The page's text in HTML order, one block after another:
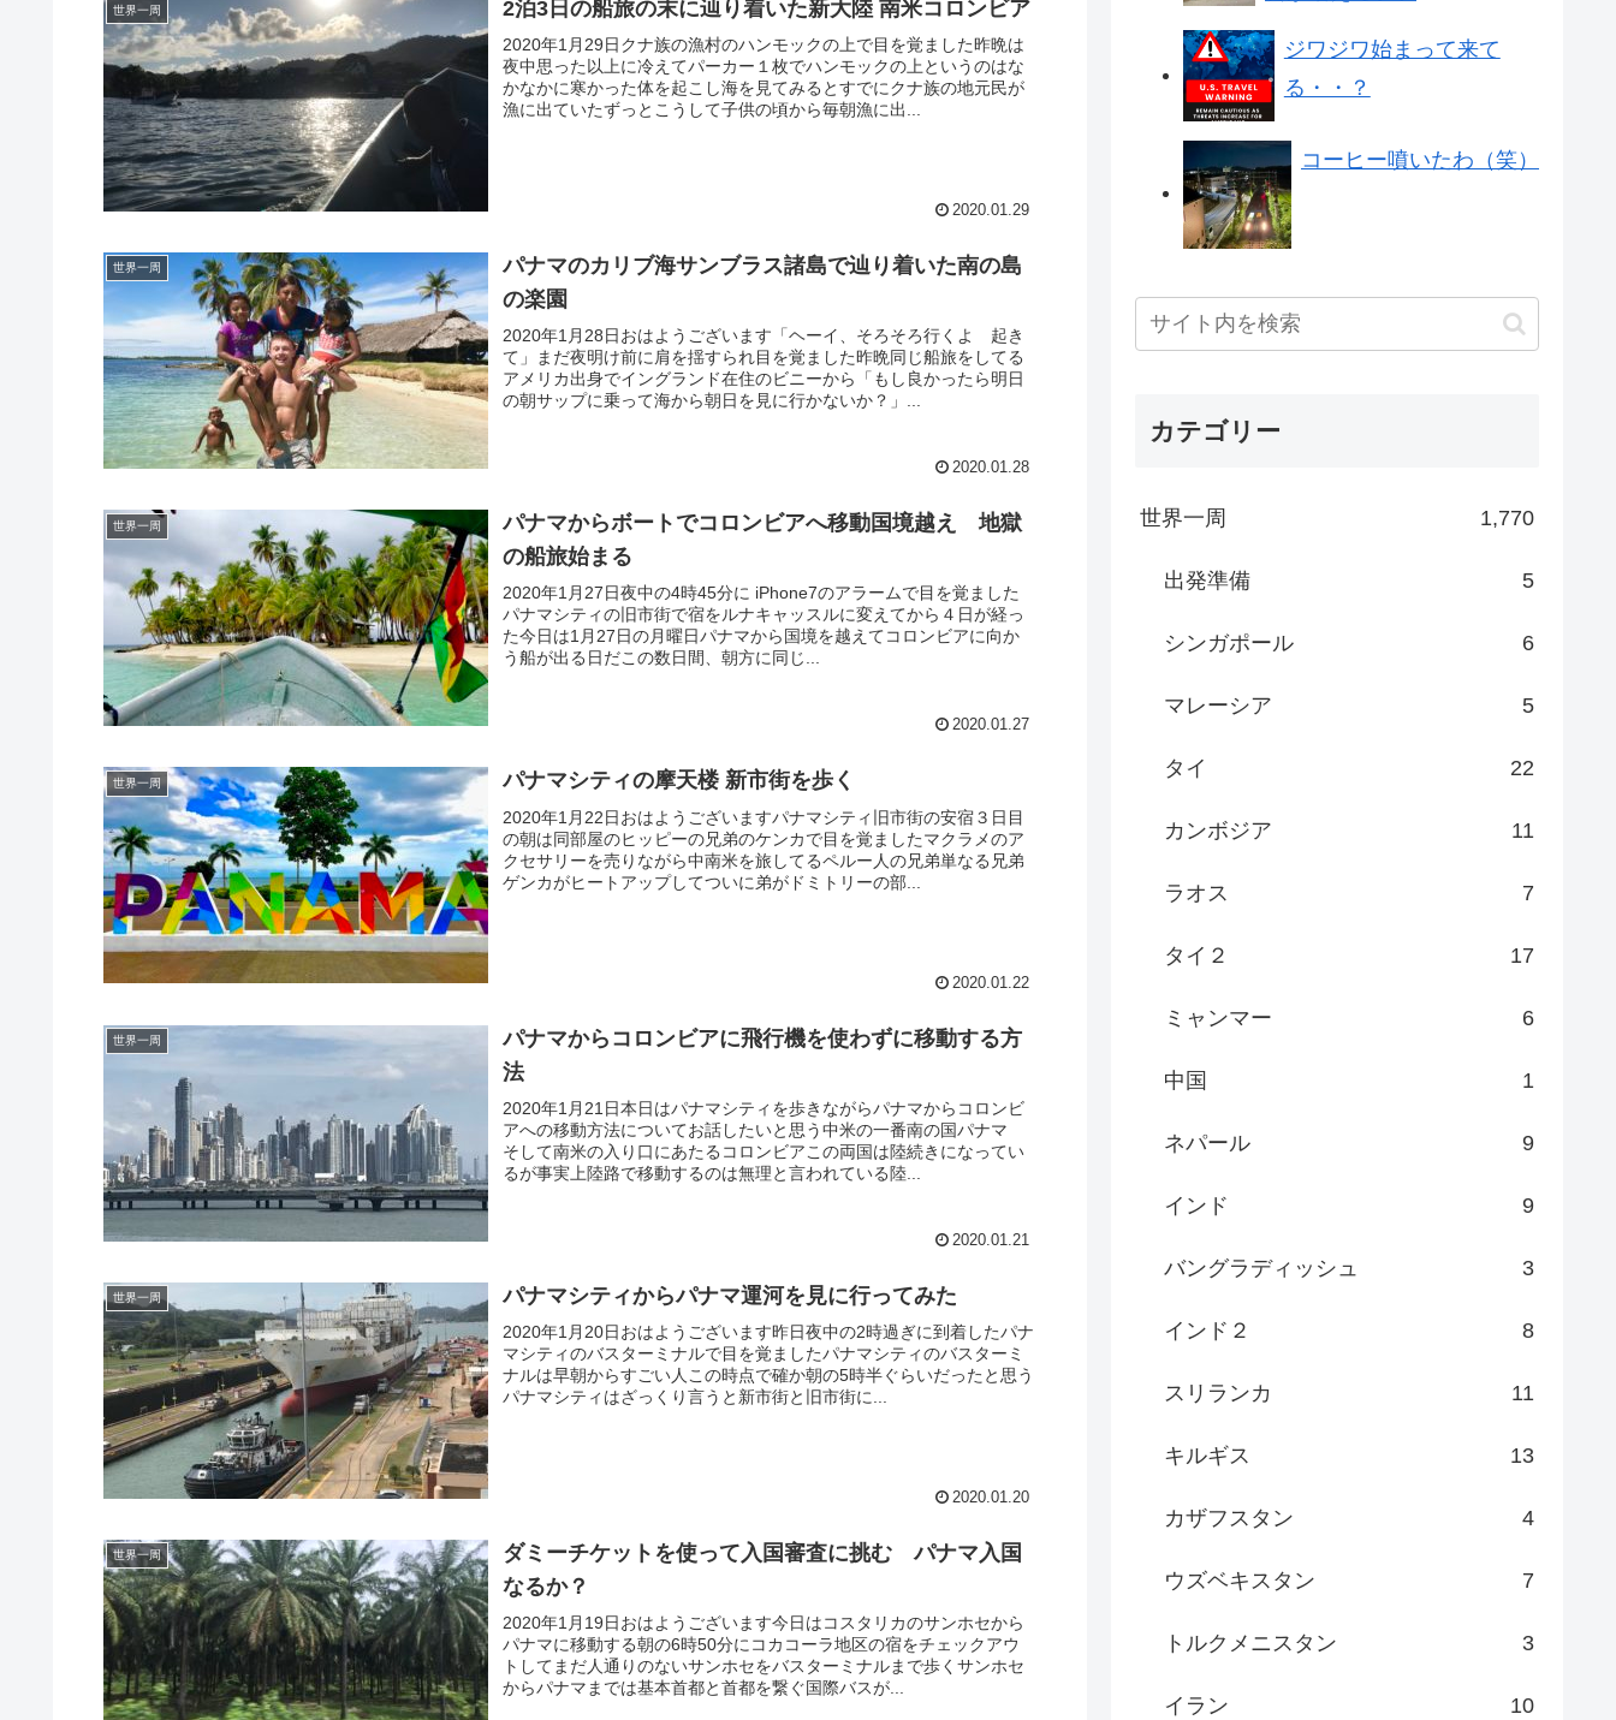
世界一周 2泊3日の船旅の末に辿り着いた新大陸 南米コロンビア
2020年1月29日クナ族の漁村のハンモックの上で目を覚ました昨晩は
夜中思った以上に冷えてパーカー１枚でハンモックの上というのはな
かなかに寒かった体を起こし海を見てみるとすでにクナ族の地元民が
漁に出ていたずっとこうして子供の頃から毎朝漁に出...
2020.01.29
世界一周
パナマのカリブ海サンブラス諸島で辿り着いた南の島
の楽園
2020年1月28日おはようございます「ヘーイ、そろそろ行くよ 起き
て」まだ夜明け前に肩を揺すられ目を覚ました昨晩同じ船旅をしてる
アメリカ出身でイングランド在住のビニーから「もし良かったら明日
の朝サップに乗って海から朝日を見に行かないか？」...
2020.01.28
世界一周
パナマからボートでコロンビアへ移動国境越え 地獄
の船旅始まる
2020年1月27日夜中の4時45分に iPhone7のアラームで目を覚ました
パナマシティの旧市街で宿をルナキャッスルに変えてから４日が経っ
た今日は1月27日の月曜日パナマから国境を越えてコロンビアに向か
う船が出る日だこの数日間、朝方に同じ...
2020.01.27
世界一周 パナマシティの摩天楼 新市街を歩く
2020年1月22日おはようございますパナマシティ旧市街の安宿３日目
の朝は同部屋のヒッピーの兄弟のケンカで目を覚ましたマクラメのア
クセサリーを売りながら中南米を旅してるペルー人の兄弟単なる兄弟
ゲンカがヒートアップしてついに弟がドミトリーの部...
2020.01.22
世界一周
パナマからコロンビアに飛行機を使わずに移動する方
法
2020年1月21日本日はパナマシティを歩きながらパナマからコロンビ
アへの移動方法についてお話したいと思う中米の一番南の国パナマ
そして南米の入り口にあたるコロンビアこの両国は陸続きになってい
るが事実上陸路で移動するのは無理と言われている陸...
2020.01.21
世界一周 パナマシティからパナマ運河を見に行ってみた
2020年1月20日おはようございます昨日夜中の2時過ぎに到着したパナ
マシティのバスターミナルで目を覚ましたパナマシティのバスターミ
ナルは早朝からすごい人この時点で確か朝の5時半ぐらいだったと思う
パナマシティはざっくり言うと新市街と旧市街に...
2020.01.20
世界一周
ダミーチケットを使って入国審査に挑む パナマ入国
なるか？
2020年1月19日おはようございます今日はコスタリカのサンホセから
パナマに移動する朝の6時50分にコカコーラ地区の宿をチェックアウ
トしてまだ人通りのないサンホセをバスターミナルまで歩くサンホセ
からパナマまでは基本首都と首都を繋ぐ国際バスが...
ジワジワ始まって来て
る・・？
コーヒー噴いたわ（笑）
カテゴリー
世界一周 1,770
出発準備 5
シンガポール 6
マレーシア 5
タイ 22
カンボジア 11
ラオス 7
タイ２ 17
ミャンマー 6
中国 1
ネパール 9
インド 9
バングラディッシュ 3
インド２ 8
スリランカ 11
キルギス 13
カザフスタン 4
ウズベキスタン 7
トルクメニスタン 3
イラン 10